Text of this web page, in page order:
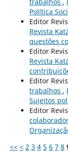
Política
Editor
Revista
questões
Editor
Revista
Editor
trabalhos ,
Sujeitos
Editor
<< < 2 3 4 5 6 7 8